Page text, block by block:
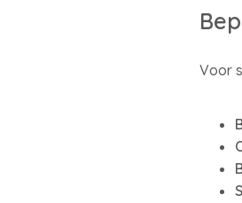
Voor